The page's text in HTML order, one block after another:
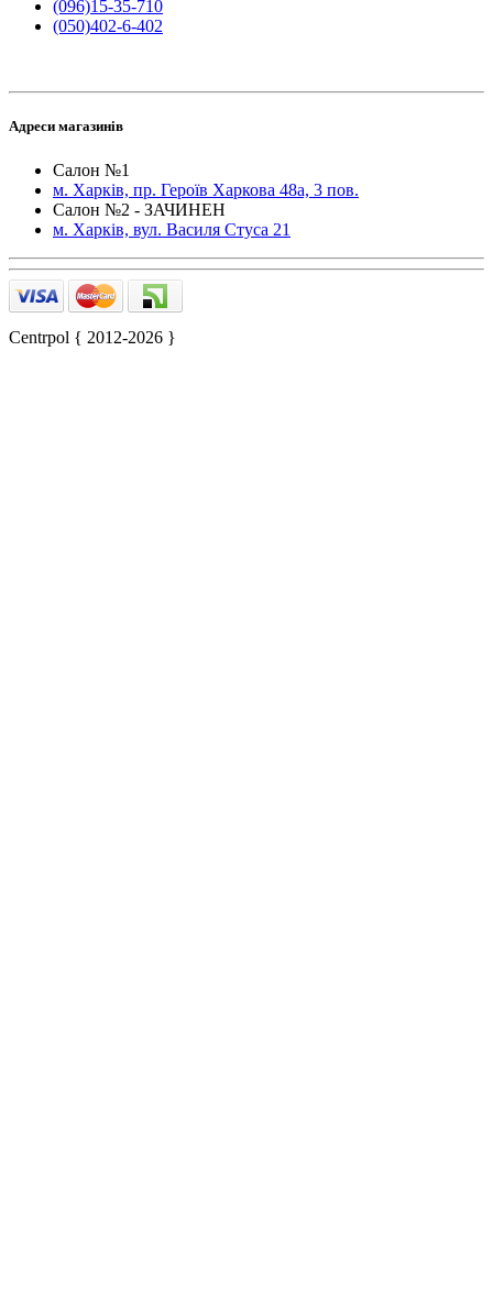
(096)15-35-710
(050)402-6-402
Адреси магазинів
Салон №1
м. Харків, пр. Героїв Харкова 48а, 3 пов.
Салон №2 - ЗАЧИНЕН
м. Харків, вул. Василя Стуса 21
Centrpol { 2012-2026 }